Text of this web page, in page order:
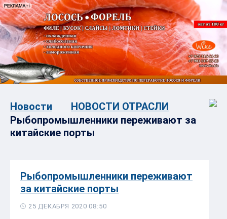
Новости
НОВОСТИ ОТРАСЛИ
Рыбопромышленники переживают за
китайские порты
Рыбопромышленники переживают
за китайские порты
25 ДЕКАБРЯ 2020 08:50